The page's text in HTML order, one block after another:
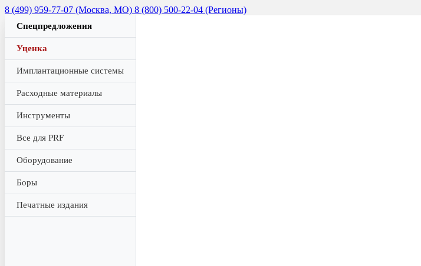
8 (499) 959-77-07 (Москва, МО) 8 (800) 500-22-04 (Регионы)
Спецпредложения
Уценка
Имплантационные системы
Расходные материалы
Инструменты
Все для PRF
Оборудование
Боры
Печатные издания